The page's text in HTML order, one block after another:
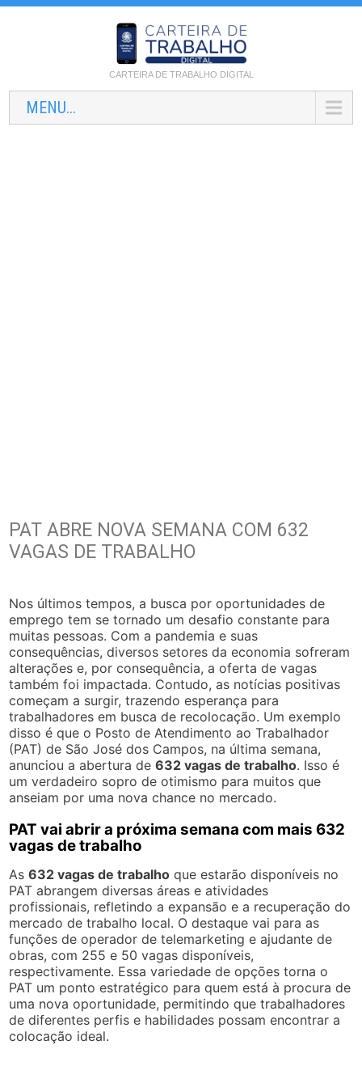
CARTEIRA DE TRABALHO DIGITAL
MENU...
PAT ABRE NOVA SEMANA COM 632
VAGAS DE TRABALHO
Nos últimos tempos, a busca por oportunidades de
emprego tem se tornado um desafio constante para
muitas pessoas. Com a pandemia e suas
consequências, diversos setores da economia sofreram
alterações e, por consequência, a oferta de vagas
também foi impactada. Contudo, as notícias positivas
começam a surgir, trazendo esperança para
trabalhadores em busca de recolocação. Um exemplo
disso é que o Posto de Atendimento ao Trabalhador
(PAT) de São José dos Campos, na última semana,
anunciou a abertura de632 vagas de trabalho. Isso é
um verdadeiro sopro de otimismo para muitos que
anseiam por uma nova chance no mercado.
PAT vai abrir a próxima semana com mais 632
vagas de trabalho
As632 vagas de trabalho que estarão disponíveis no
PAT abrangem diversas áreas e atividades
profissionais, refletindo a expansão e a recuperação do
mercado de trabalho local. O destaque vai para as
funções de operador de telemarketing e ajudante de
obras, com 255 e 50 vagas disponíveis,
respectivamente. Essa variedade de opções torna o
PAT um ponto estratégico para quem está à procura de
uma nova oportunidade, permitindo que trabalhadores
de diferentes perfis e habilidades possam encontrar a
colocação ideal.